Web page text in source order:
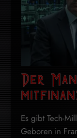
Der
Es gibt Tech-
Geboren in